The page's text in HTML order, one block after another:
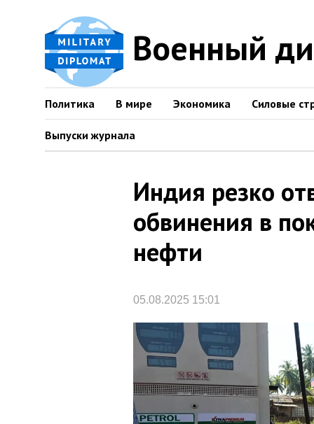
Военный
Политика В мире Экономика Силовые
Выпуски журнала
Индия резко
обвинения в
нефти
05.08.2025 15:01